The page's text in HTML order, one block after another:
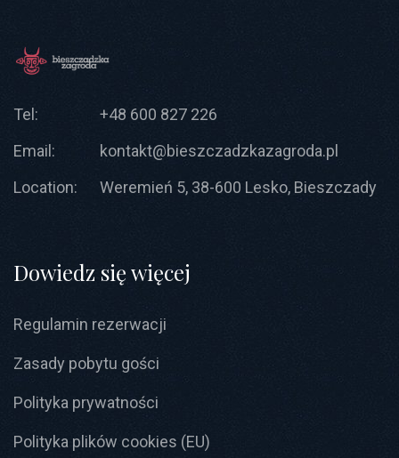
Tel:
+48 600 827 226
Email:
kontakt@bieszczadzkazagroda.pl
Location:
Weremień 5, 38-600 Lesko, Bieszczady
Dowiedz się więcej
Regulamin rezerwacji
Zasady pobytu gości
Polityka prywatności
Polityka plików cookies (EU)